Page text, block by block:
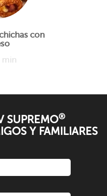
con
min
SUPREMO®
Y FAMILIARES